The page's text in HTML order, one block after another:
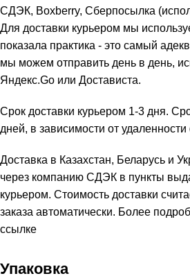
СДЭК, Boxberry, Сберпосылка
Для доставки курьером мы
показала практика - это самый
мы можем отправить день в день,
Яндекс.Go или Достависта.
Срок доставки курьером 1-3 дня.
дней, в зависимости от
Доставка в Казахстан, Беларусь и
через компанию СДЭК в пункты
курьером. Стоимость доставки
заказа автоматически. Более
ссылке
Упаковка